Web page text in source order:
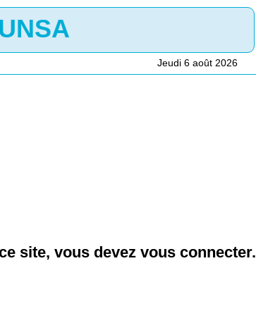
Jeudi 6 août 2026
site, vous devez vous connecter.